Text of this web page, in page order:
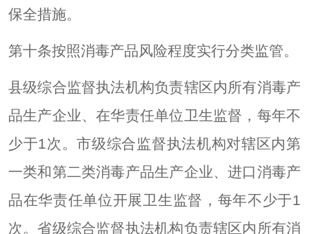
保全措施。
第十条按照消毒产品风险程度实行分类监管。
县级综合监督执法机构负责辖区内所有消毒产
品生产企业、在华责任单位卫生监督，每年不
少于1次。市级综合监督执法机构对辖区内第
一类和第二类消毒产品生产企业、进口消毒产
品在华责任单位开展卫生监督，每年不少于1
次。省级综合监督执法机构负责辖区内所有消